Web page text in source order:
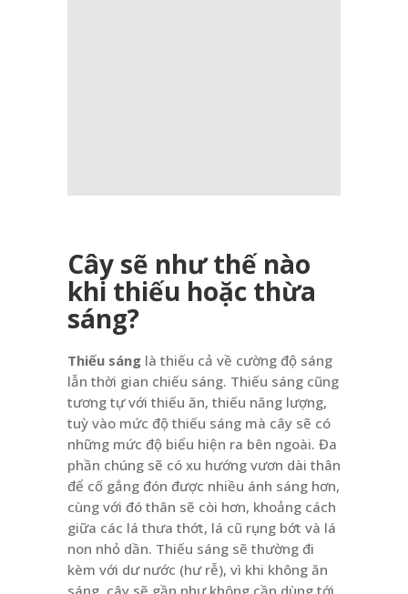
Cây sẽ như thế nào
khi thiếu hoặc thừa
sáng?
Thiếu sáng là thiếu cả về cường độ sáng
lẫn thời gian chiếu sáng. Thiếu sáng cũng
tương tự với thiếu ăn, thiếu năng lượng,
tuỳ vào mức độ thiếu sáng mà cây sẽ có
những mức độ biểu hiện ra bên ngoài. Đa
phần chúng sẽ có xu hướng vươn dài thân
để cố gắng đón được nhiều ánh sáng hơn,
cùng với đó thân sẽ còi hơn, khoảng cách
giữa các lá thưa thớt, lá cũ rụng bớt và lá
non nhỏ dần. Thiếu sáng sẽ thường đi
kèm với dư nước (hư rễ), vì khi không ăn
sáng, cây sẽ gần như không cần dùng tới